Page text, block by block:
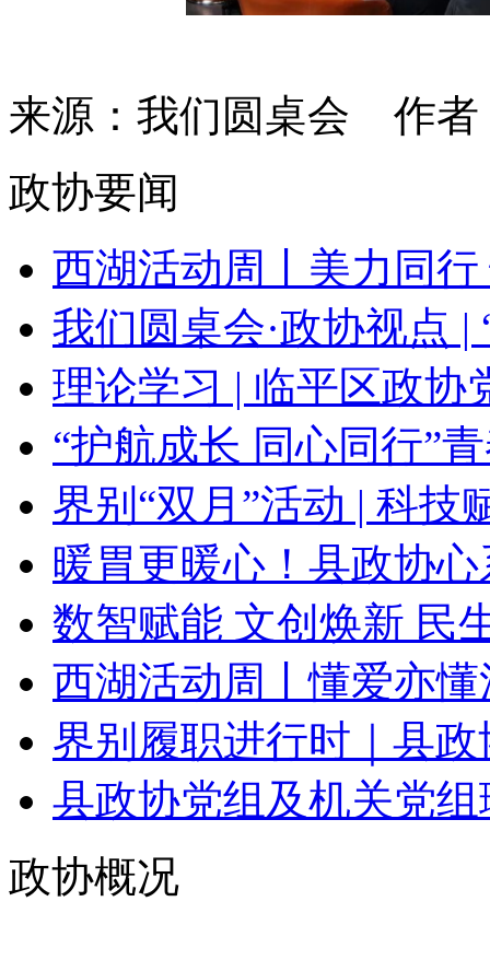
来源：我们圆桌会 作
政协要闻
西湖活动周丨美力同
我们圆桌会·政协视点 |
理论学习 | 临平区政协
“护航成长 同心同行”
界别“双月”活动 | 科技
暖胃更暖心！县政协
数智赋能 文创焕新 民
西湖活动周丨懂爱亦
界别履职进行时｜县
县政协党组及机关党
政协概况